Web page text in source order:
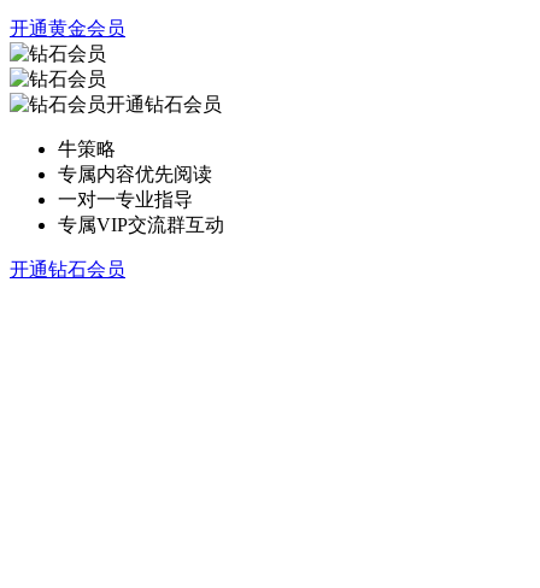
开通黄金会员
开通钻石会员
牛策略
专属内容优先阅读
一对一专业指导
专属VIP交流群互动
开通钻石会员